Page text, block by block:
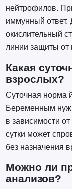
нейтрофилов.
иммунный ответ.
окислительный
линии защиты от
Какая
взрослых?
Суточная норма
Беременным
в зависимости
сутки может
без назначения
Можно ли
анализов?